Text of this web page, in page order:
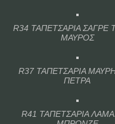
R34 ΤΑΠΕΤΣΑΡΙΑ ΣΑΓΡΕ
ΜΑΥΡΟΣ
R37 ΤΑΠΕΤΣΑΡΙΑ
ΠΕΤΡΑ
R41 ΤΑΠΕΤΣΑΡΙΑ